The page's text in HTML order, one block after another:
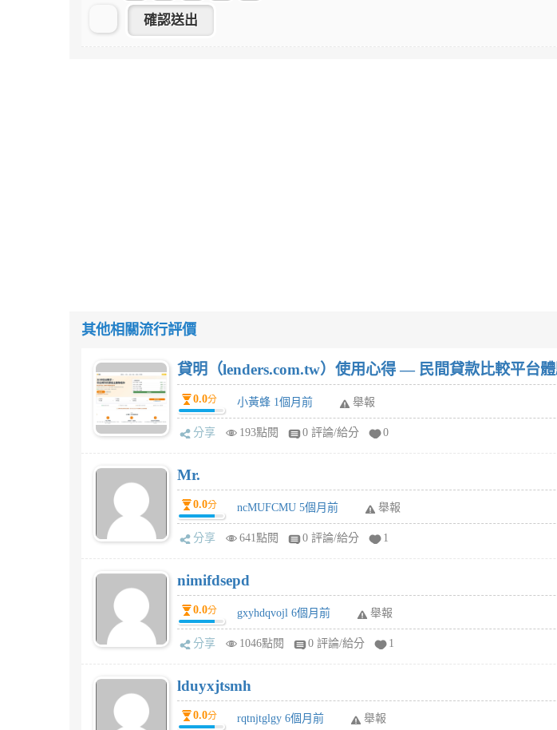
其他相關流行評價
貸明（lenders.com.tw）使用心得 — 民間貸款比較平台
0.0分 小黃蜂 1個月前 舉報
分享 193點閱 0 評論/給分 0
Mr.
0.0分 ncMUFCMU 5個月前 舉報
分享 641點閱 0 評論/給分 1
nimifdsepd
0.0分 gxyhdqvojl 6個月前 舉報
分享 1046點閱 0 評論/給分 1
lduyxjtsmh
0.0分 rqtnjtglgy 6個月前 舉報